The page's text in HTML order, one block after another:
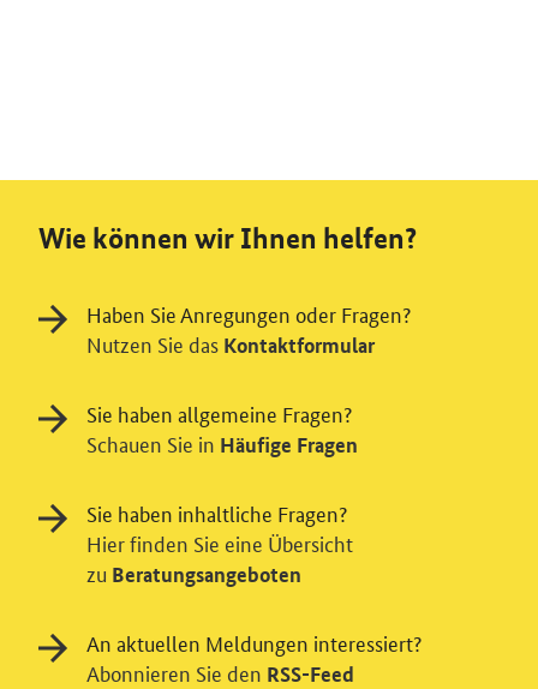
Wie können wir Ihnen helfen?
Haben Sie Anregungen oder Fragen?
Nutzen Sie das Kontaktformular
Sie haben allgemeine Fragen?
Schauen Sie in Häufige Fragen
Sie haben inhaltliche Fragen?
Hier finden Sie eine Übersicht
zu Beratungsangeboten
An aktuellen Meldungen interessiert?
Abonnieren Sie den RSS-Feed